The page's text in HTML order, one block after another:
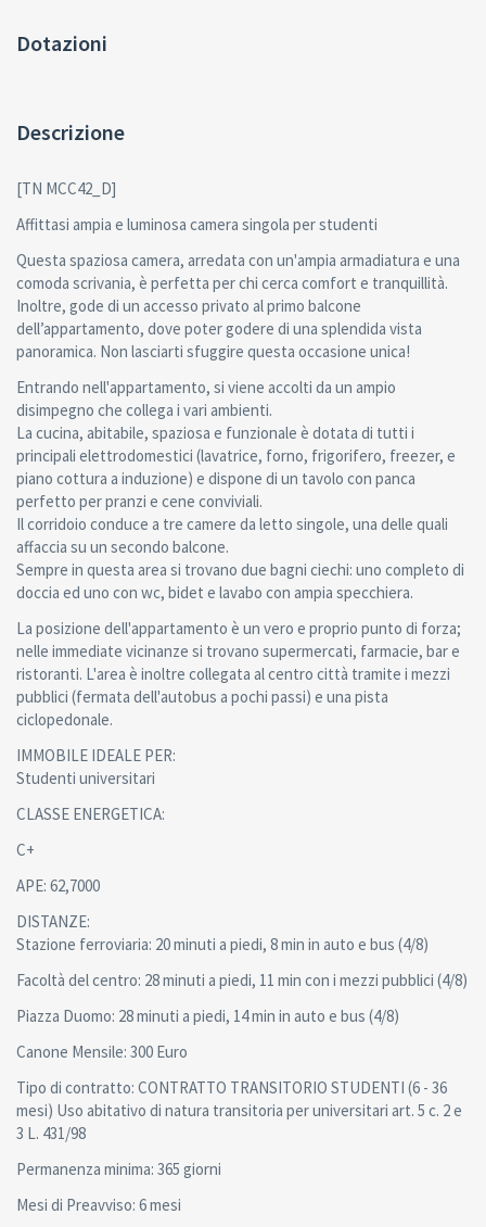
Dotazioni
Descrizione
[TN MCC42_D]
Affittasi ampia e luminosa camera singola per studenti
Questa spaziosa camera, arredata con un'ampia armadiatura e una
comoda scrivania, è perfetta per chi cerca comfort e tranquillità.
Inoltre, gode di un accesso privato al primo balcone
dell’appartamento, dove poter godere di una splendida vista
panoramica. Non lasciarti sfuggire questa occasione unica!
Entrando nell'appartamento, si viene accolti da un ampio
disimpegno che collega i vari ambienti.
La cucina, abitabile, spaziosa e funzionale è dotata di tutti i
principali elettrodomestici (lavatrice, forno, frigorifero, freezer, e
piano cottura a induzione) e dispone di un tavolo con panca
perfetto per pranzi e cene conviviali.
Il corridoio conduce a tre camere da letto singole, una delle quali
affaccia su un secondo balcone.
Sempre in questa area si trovano due bagni ciechi: uno completo di
doccia ed uno con wc, bidet e lavabo con ampia specchiera.
La posizione dell'appartamento è un vero e proprio punto di forza;
nelle immediate vicinanze si trovano supermercati, farmacie, bar e
ristoranti. L'area è inoltre collegata al centro città tramite i mezzi
pubblici (fermata dell'autobus a pochi passi) e una pista
ciclopedonale.
IMMOBILE IDEALE PER:
Studenti universitari
CLASSE ENERGETICA:
C+
APE: 62,7000
DISTANZE:
Stazione ferroviaria: 20 minuti a piedi, 8 min in auto e bus (4/8)
Facoltà del centro: 28 minuti a piedi, 11 min con i mezzi pubblici (4/8)
Piazza Duomo: 28 minuti a piedi, 14 min in auto e bus (4/8)
Canone Mensile: 300 Euro
Tipo di contratto: CONTRATTO TRANSITORIO STUDENTI (6 - 36
mesi) Uso abitativo di natura transitoria per universitari art. 5 c. 2 e
3 L. 431/98
Permanenza minima: 365 giorni
Mesi di Preavviso: 6 mesi